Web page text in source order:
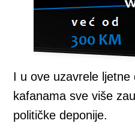
I u ove uzavrele ljetne
kafanama sve više
političke deponije.